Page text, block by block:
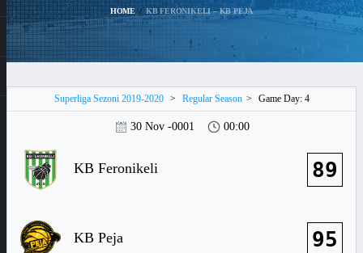
HOME KB FERONIKELI – KB PEJA
Superliga Sezoni 2019-2020 > Regular Season > Game Day: 4
30 Nov -0001 00:00
KB Feronikeli 89
KB Peja 95